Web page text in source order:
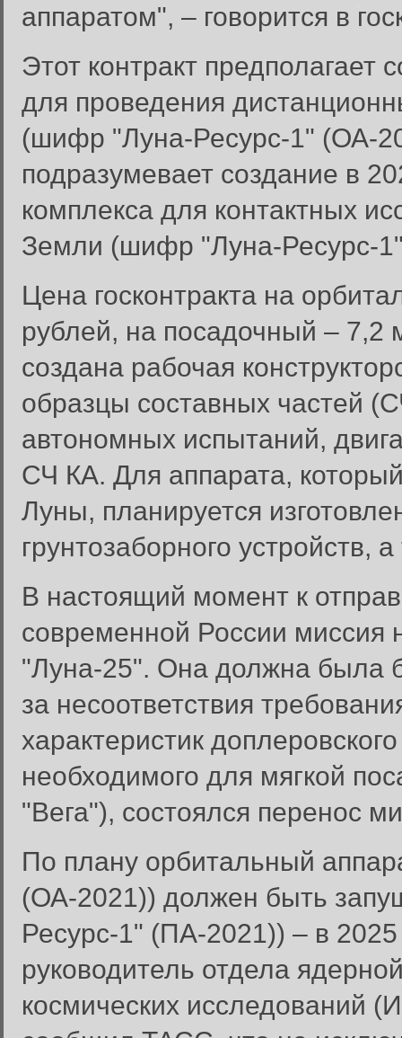
аппаратом", – говорится в
Этот контракт предполагает
для проведения
(шифр "Луна-Ресурс-1" (ОА-
подразумевает создание в
комплекса для контактных
Земли (шифр "Луна-Ресурс-
Цена госконтракта на
рублей, на посадочный – 7,2
создана рабочая
образцы составных частей
автономных испытаний,
СЧ КА. Для аппарата,
Луны, планируется
грунтозаборного устройств,
В настоящий момент к
современной России миссия
"Луна-25". Она должна была
за несоответствия
характеристик
необходимого для мягкой
"Вега"), состоялся перенос
По плану орбитальный
(ОА-2021)) должен быть
Ресурс-1" (ПА-2021)) – в 2025
руководитель отдела
космических исследований
Вход в систему
Введите имя пользователя и